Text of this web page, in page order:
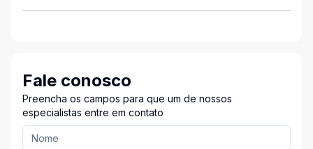
Fale conosco
Preencha os campos para que um de nossos
especialistas entre em contato